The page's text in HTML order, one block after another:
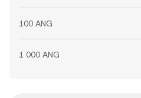
100 ANG
1 000 ANG